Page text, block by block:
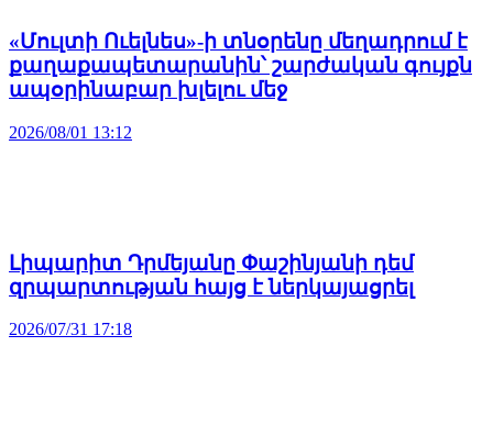
«Մուլտի Ուելնես»-ի տնօրենը մեղադրում է
քաղաքապետարանին՝ շարժական գույքն
ապօրինաբար խլելու մեջ
2026/08/01 13:12
Լիպարիտ Դրմեյանը Փաշինյանի դեմ
զրպարտության հայց է ներկայացրել
2026/07/31 17:18